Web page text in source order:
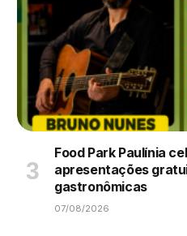
Food Park Paulínia
apresentações
gastronômicas
07/08/2026